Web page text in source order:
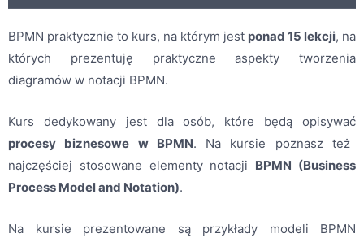
BPMN praktycznie to kurs, na którym jest ponad 15 lekcji, na
których prezentuję praktyczne aspekty tworzenia
diagramów w notacji BPMN.
Kurs dedykowany jest dla osób, które będą opisywać
procesy biznesowe w BPMN. Na kursie poznasz też
najczęściej stosowane elementy notacji BPMN (Business
Process Model and Notation).
Na kursie prezentowane są przykłady modeli BPMN